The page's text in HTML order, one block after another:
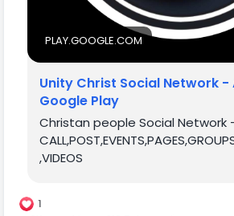
PLAY.GOOGLE.COM
Unity Christ Social Network -
Google Play
Christan people Social Network
,VIDEOS
1